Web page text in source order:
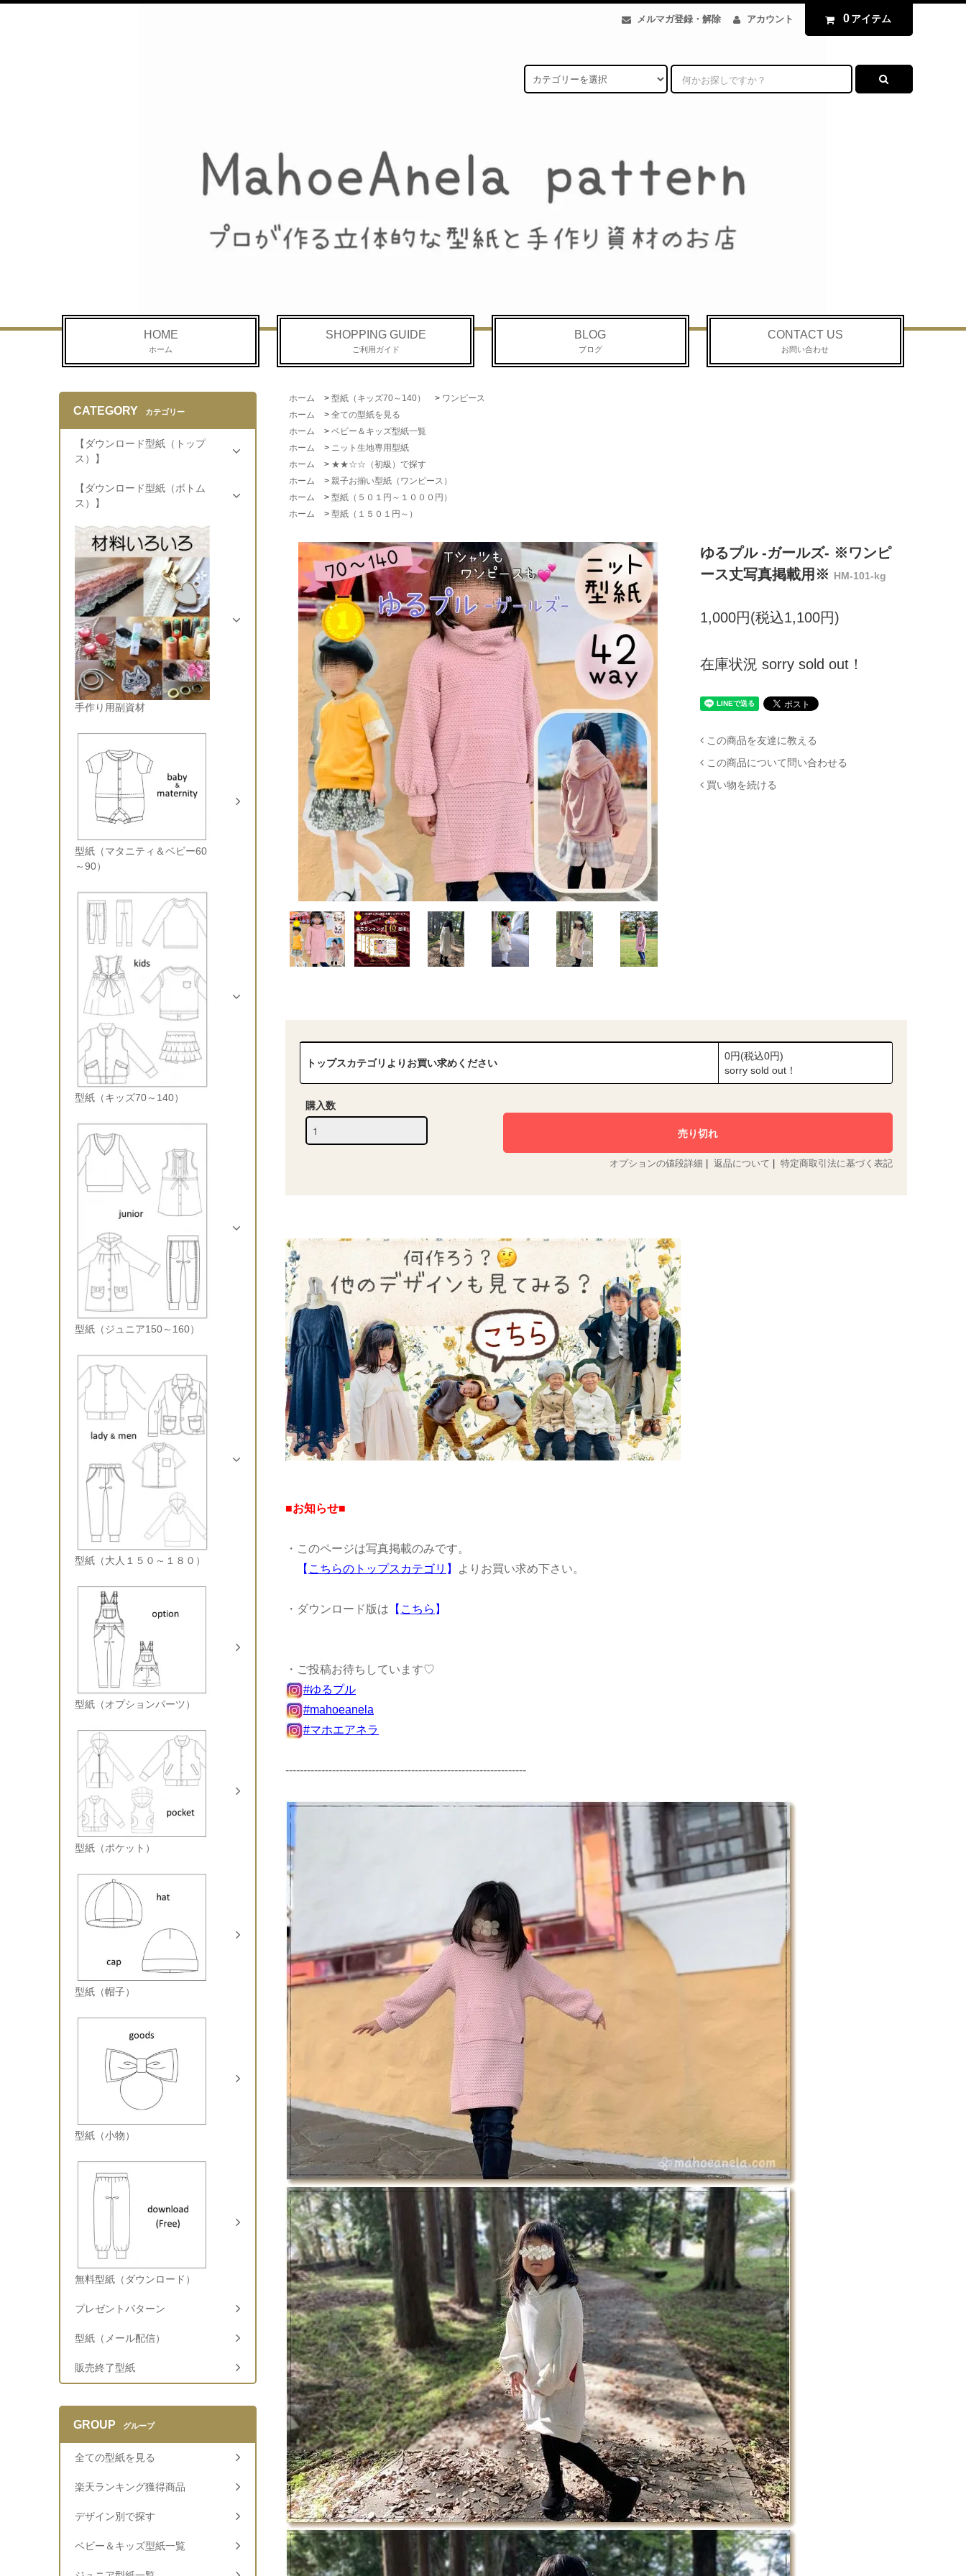
メルマガ登録・解除 アカウント 0 アイテム
HOME
ホーム
SHOPPING GUIDE
ご利用ガイド
BLOG
ブログ
CONTACT US
お問い合わせ
ホーム > 型紙（キッズ70～140） > ワンピース
ホーム
> 全ての型紙を見る
ホーム
> ベビー＆キッズ型紙一覧
ホーム
> ニット生地専用型紙
ホーム
> ★★☆☆（初級）で探す
ホーム
> 親子お揃い型紙（ワンピース）
ホーム
> 型紙（５０１円～１０００円）
ホーム
> 型紙（１５０１円～）
ゆるプル -ガールズ- ※ワンピ
ース丈写真掲載用※ HM-101-kg
1,000円(税込1,100円)
在庫状況 sorry sold out！
この商品を友達に教える
この商品について問い合わせる
買い物を続ける
トップスカテゴリよりお買い求めください
0円(税込0円)
sorry sold out！
購入数
オプションの値段詳細 返品について 特定商取引法に基づく表記
■お知らせ■
・このページは写真掲載のみです。
【 こちらのトップスカテゴリ 】 よりお買い求め下さい。
・ダウンロード版は 【 こちら 】
・ご投稿お待ちしています♡
#ゆるプル
#mahoeanela
#マホエアネラ
-------------------------------------------------------------------
CATEGORY カテゴリー
【ダウンロード型紙（トップ
ス）】
【ダウンロード型紙（ボトム
ス）】
手作り用副資材
型紙（マタニティ＆ベビー60
～90）
型紙（キッズ70～140）
型紙（ジュニア150～160）
型紙（大人１５０～１８０）
型紙（オプションパーツ）
型紙（ポケット）
型紙（帽子）
型紙（小物）
無料型紙（ダウンロード）
プレゼントパターン
型紙（メール配信）
販売終了型紙
GROUP グループ
全ての型紙を見る
楽天ランキング獲得商品
デザイン別で探す
ベビー＆キッズ型紙一覧